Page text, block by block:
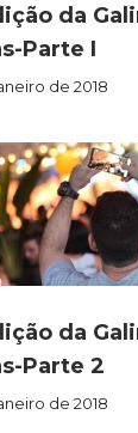
da
Parte I
de 2018
da
Parte 2
de 2018